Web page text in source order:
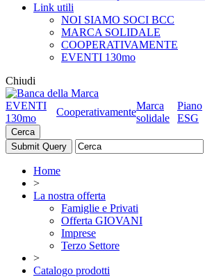
Link utili
NOI SIAMO SOCI BCC
MARCA SOLIDALE
COOPERATIVAMENTE
EVENTI 130mo
Chiudi
EVENTI
130mo
Cooperativamente
Marca
solidale
Piano
ESG
Cerca
Home
>
La nostra offerta
Famiglie e Privati
Offerta GIOVANI
Imprese
Terzo Settore
>
Catalogo prodotti